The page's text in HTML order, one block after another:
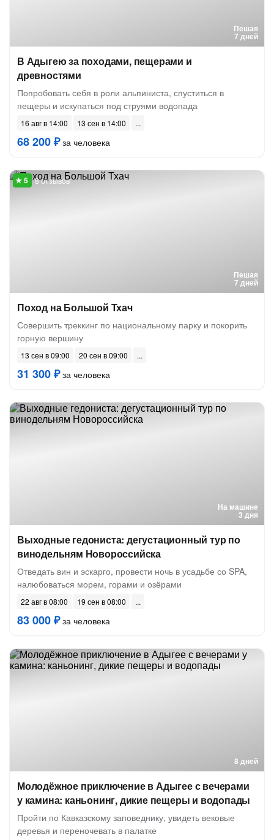
Пешая
7 дней
В Адыгею за походами, пещерами и
древностями
Попробовать себя в роли альпиниста, спуститься в
пещеры и искупаться под струями водопада
16 авг в 14:00 13 сен в 14:00
68 200 ₽за человека
Пешая
7 дней
8 отзывов
Поход на Большой Тхач
Совершить треккинг по национальному парку и покорить
горную вершину
13 сен в 09:00 20 сен в 09:00
31 300 ₽за человека
На машине
3 дня
Выходные гедониста: дегустационный тур по
винодельням Новороссийска
Отведать вин и эскарго, провести ночь в усадьбе со SPA,
налюбоваться морем, горами и озёрами
22 авг в 08:00 19 сен в 08:00
83 000 ₽за человека
8 дней
Молодёжное приключение в Адыгее с вечерами
у камина: каньонинг, дикие пещеры и водопады
Пройти по Кавказскому заповеднику, увидеть вековые
деревья и переночевать в палатке